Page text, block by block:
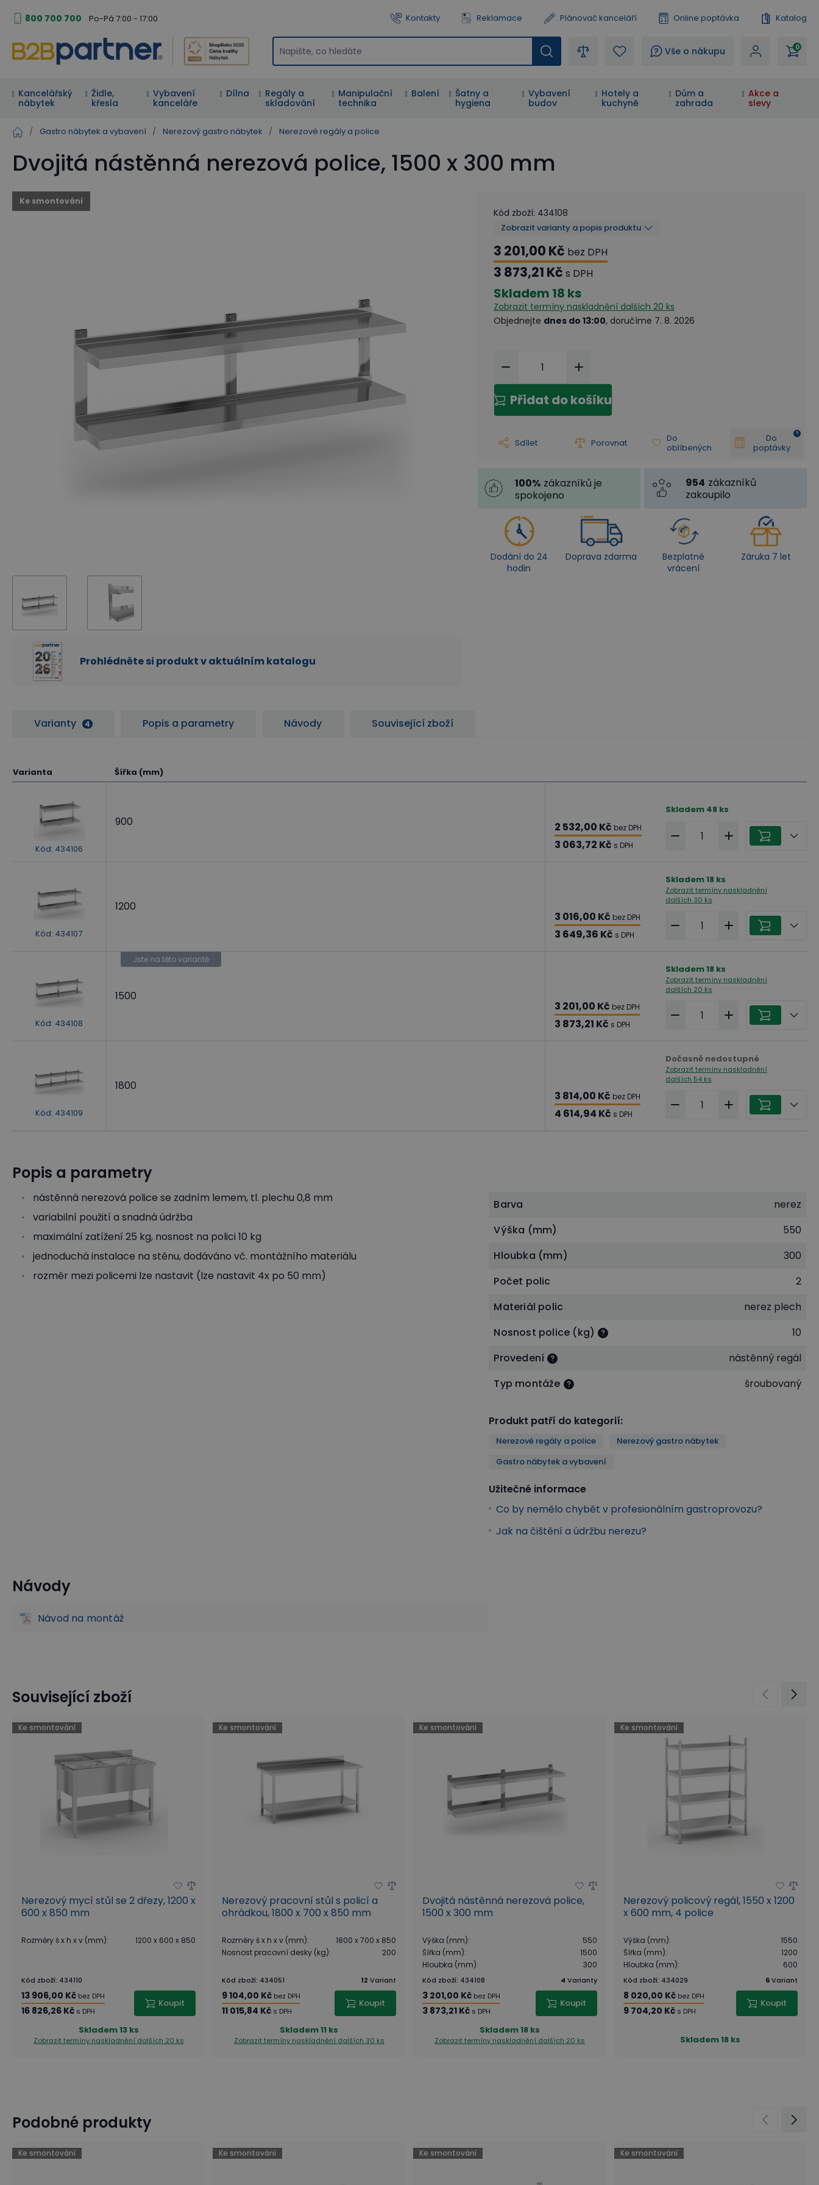
800 700 700 Po-Pá 7:00 - 17:00 Kontakty Reklamace Plánovač kanceláří Online poptávka Katalog
? Vše o nákupu 0
Kancelářský
nábytek
Židle,
křesla
Vybavení
kanceláře
Dílna
Regály a
skladování
Manipulační
technika
Balení
Šatny a
hygiena
Vybavení
budov
Hotely a
kuchyně
Dům a
zahrada
Akce a
slevy
/ Gastro nábytek a vybavení / Nerezový gastro nábytek / Nerezové regály a police
Dvojitá nástěnná nerezová police, 1500 x 300 mm
Ke smontování
Prohlédněte si produkt v aktuálním katalogu
Kód zboží: 434108
Zobrazit varianty a popis produktu
3 201,00 Kč bez DPH
3 873,21 Kč s DPH
Skladem 18 ks
Zobrazit termíny naskladnění dalších 20 ks
Objednejte dnes do 13:00, doručíme 7. 8. 2026
Přidat do košíku
Sdílet Porovnat
Do
oblíbených
Do
poptávky
100% zákazníků je
spokojeno
954 zákazníků
zakoupilo
Dodání do 24
hodin
Doprava zdarma
Bezplatné
vrácení
Záruka 7 let
Varianty 4 Popis a parametry Návody Související zboží
Varianta Šířka (mm)
Kód: 434106
900 2 532,00 Kč bez DPH
3 063,72 Kč s DPH
Skladem 48 ks
Kód: 434107
1200
3 016,00 Kč bez DPH
3 649,36 Kč s DPH
Skladem18 ks
Zobrazit termíny naskladnění
dalších 30 ks
Kód: 434108
Jste na této variantě
1500
3 201,00 Kč bez DPH
3 873,21 Kč s DPH
Skladem18 ks
Zobrazit termíny naskladnění
dalších 20 ks
Kód: 434109
1800
3 814,00 Kč bez DPH
4 614,94 Kč s DPH
Dočasně nedostupné
Zobrazit termíny naskladnění
dalších 54 ks
Popis a parametry
nástěnná nerezová police se zadním lemem, tl. plechu 0,8 mm
variabilní použití a snadná údržba
maximální zatížení 25 kg, nosnost na polici 10 kg
jednoduchá instalace na stěnu, dodáváno vč. montážního materiálu
rozměr mezi policemi lze nastavit (lze nastavit 4x po 50 mm)
Barva
nerez
Výška (mm)
550
Hloubka (mm)
300
Počet polic
2
Materiál polic
nerez plech
Nosnost police (kg)
10
Provedení
nástěnný regál
Typ montáže
šroubovaný
Produkt patří do kategorií:
Nerezové regály a police
Nerezový gastro nábytek
Gastro nábytek a vybavení
Užitečné informace
Co by nemělo chybět v profesionálním gastroprovozu?
Jak na čištění a údržbu nerezu?
Nerezové regály a police
Návody
Návod na montáž
Související zboží
Ke smontování
Nerezový mycí stůl se 2 dřezy, 1200 x
600 x 850 mm
Rozměry š x h x v (mm): 1200 x 600 x 850
Kód zboží: 434110
13 906,00 Kč bez DPH
16 826,26 Kč s DPH
Koupit
Skladem13 ks
Zobrazit termíny naskladnění dalších 20 ks
Ke smontování
Nerezový pracovní stůl s policí a
ohrádkou, 1800 x 700 x 850 mm
Rozměry š x h x v (mm):
1800 x 700 x 850
Nosnost pracovní desky (kg): 200
Kód zboží: 434051 12 Variant
9 104,00 Kč bez DPH
11 015,84 Kč s DPH
Koupit
Skladem11 ks
Zobrazit termíny naskladnění dalších 30 ks
Ke smontování
Dvojitá nástěnná nerezová police,
1500 x 300 mm
Výška (mm):
550
Šířka (mm):
1500
Hloubka (mm): 300
Kód zboží: 434108 4 Varianty
3 201,00 Kč bez DPH
3 873,21 Kč s DPH
Koupit
Skladem18 ks
Zobrazit termíny naskladnění dalších 20 ks
Ke smontování
Nerezový policový regál, 1550 x 1200
x 600 mm, 4 police
Výška (mm):
1550
Šířka (mm):
1200
Hloubka (mm): 600
Kód zboží: 434029 6Variant
8 020,00 Kč bez DPH
9 704,20 Kč s DPH
Koupit
Skladem18 ks
Co by nemělo chybět v profesionálním gastroprovozu?
Podobné produkty
Ke smontování Ke smontování Ke smontování Ke smontování